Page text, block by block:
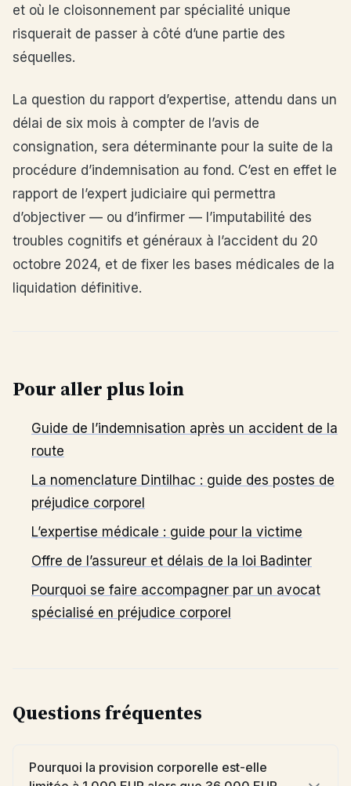
et où le cloisonnement par spécialité unique
risquerait de passer à côté d’une partie des
séquelles.
La question du rapport d’expertise, attendu dans un
délai de six mois à compter de l’avis de
consignation, sera déterminante pour la suite de la
procédure d’indemnisation au fond. C’est en effet le
rapport de l’expert judiciaire qui permettra
d’objectiver — ou d’infirmer — l’imputabilité des
troubles cognitifs et généraux à l’accident du 20
octobre 2024, et de fixer les bases médicales de la
liquidation définitive.
Pour aller plus loin
Guide de l’indemnisation après un accident de la
route
La nomenclature Dintilhac : guide des postes de
préjudice corporel
L’expertise médicale : guide pour la victime
Offre de l’assureur et délais de la loi Badinter
Pourquoi se faire accompagner par un avocat
spécialisé en préjudice corporel
Questions fréquentes
Pourquoi la provision corporelle est-elle